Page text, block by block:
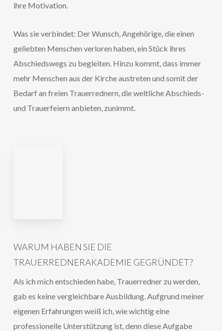
ihre Motivation.
Was sie verbindet: Der Wunsch, Angehörige, die einen
geliebten Menschen verloren haben, ein Stück ihres
Abschiedswegs zu begleiten. Hinzu kommt, dass immer
mehr Menschen aus der Kirche austreten und somit der
Bedarf an freien Trauerrednern, die weltliche Abschieds-
und Trauerfeiern anbieten, zunimmt.
WARUM HABEN SIE DIE
TRAUERREDNERAKADEMIE GEGRÜNDET?
Als ich mich entschieden habe, Trauerredner zu werden,
gab es keine vergleichbare Ausbildung. Aufgrund meiner
eigenen Erfahrungen weiß ich, wie wichtig eine
professionelle Unterstützung ist, denn diese Aufgabe